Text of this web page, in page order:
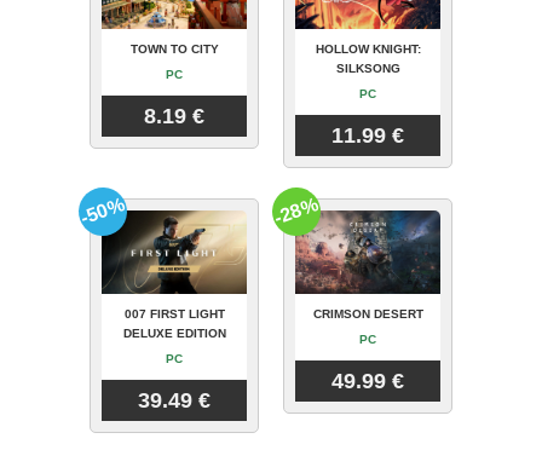
TOWN TO CITY
PC
8.19 €
HOLLOW KNIGHT:
SILKSONG
PC
11.99 €
007 FIRST LIGHT
DELUXE EDITION
PC
39.49 €
-50%
CRIMSON DESERT
PC
49.99 €
-28%